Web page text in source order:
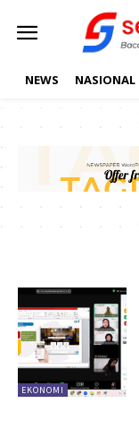
NEWS NASIONAL
EKONOMI